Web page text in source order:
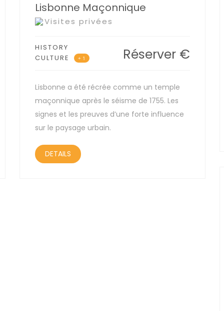
Lisbonne Maçonnique
Visites privées
HISTORY
CULTURE
+ 1 Réserver €
Lisbonne a été récrée comme un temple
maçonnique après le séisme de 1755. Les
signes et les preuves d’une forte influence
sur le paysage urbain.
DETAILS